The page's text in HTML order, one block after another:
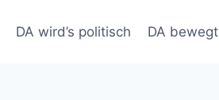
DA wird’s politisch DA bewegt